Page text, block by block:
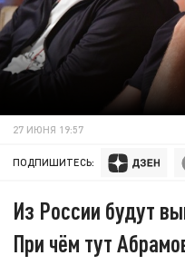
27 ИЮНЯ 19:57
ПОДПИШИТЕСЬ:
Из России будут
При чём тут